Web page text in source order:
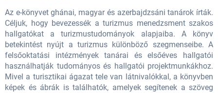
Az e-könyvet ghánai, magyar és azerbajdzsáni tanárok írták.
Céljuk, hogy bevezessék a turizmus menedzsment szakos
hallgatókat a turizmustudományok alapjaiba. A könyv
betekintést nyújt a turizmus különböző szegmenseibe. A
felsőoktatási intézmények tanárai és elsőéves hallgatói
használhatják tudományos és hallgatói projektmunkákhoz.
Mivel a turisztikai ágazat tele van látnivalókkal, a könyvben
képek és ábrák is találhatók, amelyek segítenek a szöveg